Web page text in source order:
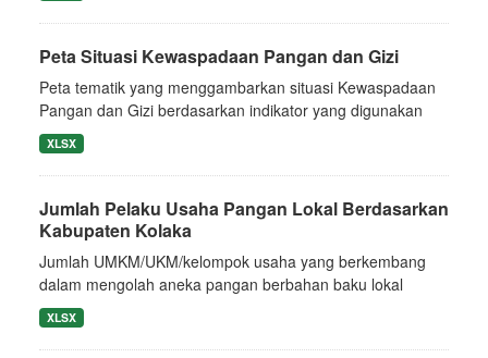
Peta Situasi Kewaspadaan Pangan dan Gizi
Peta tematik yang menggambarkan situasi Kewaspadaan
Pangan dan Gizi berdasarkan indikator yang digunakan
XLSX
Jumlah Pelaku Usaha Pangan Lokal Berdasarkan
Kabupaten Kolaka
Jumlah UMKM/UKM/kelompok usaha yang berkembang
dalam mengolah aneka pangan berbahan baku lokal
XLSX